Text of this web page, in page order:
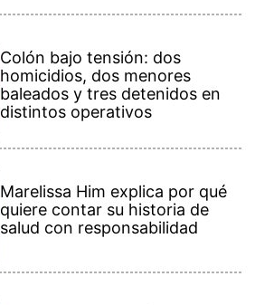
Colón bajo tensión: dos
homicidios, dos menores
baleados y tres detenidos en
distintos operativos
Marelissa Him explica por qué
quiere contar su historia de
salud con responsabilidad